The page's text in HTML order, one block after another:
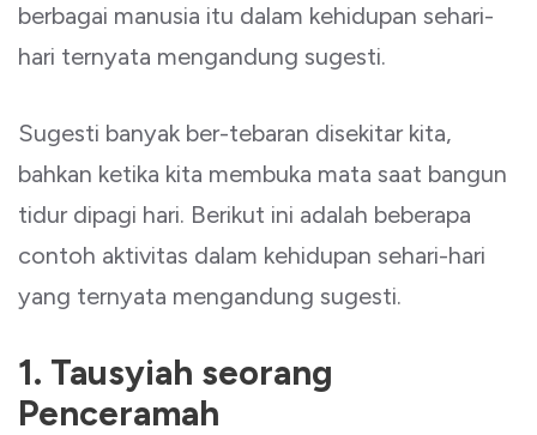
berbagai manusia itu dalam kehidupan sehari-
hari ternyata mengandung sugesti.
Sugesti banyak ber-tebaran disekitar kita,
bahkan ketika kita membuka mata saat bangun
tidur dipagi hari. Berikut ini adalah beberapa
contoh aktivitas dalam kehidupan sehari-hari
yang ternyata mengandung sugesti.
1. Tausyiah seorang
Penceramah